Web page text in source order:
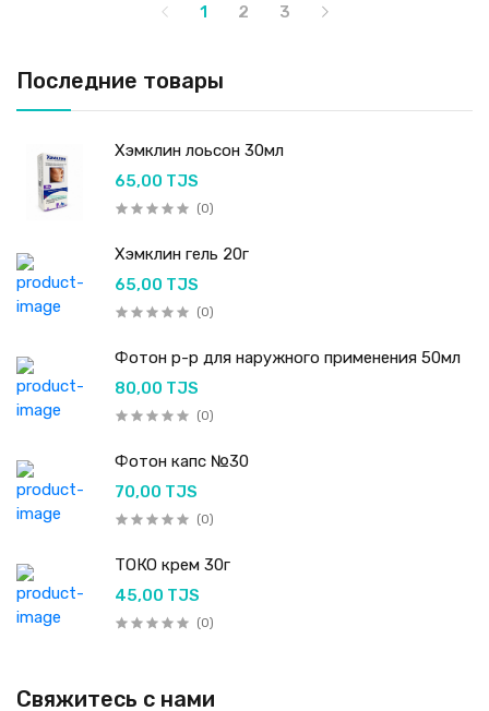
Последние товары
Хэмклин лоьсон 30мл
65,00 TJS
(0)
Хэмклин гель 20г
65,00 TJS
(0)
Фотон р-р для наружного применения 50мл
80,00 TJS
(0)
Фотон капс №30
70,00 TJS
(0)
ТОКО крем 30г
45,00 TJS
(0)
1
2 3
Свяжитесь с нами